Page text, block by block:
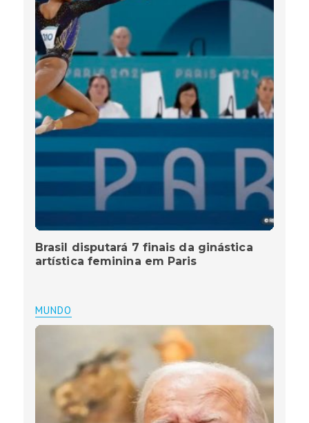
Brasil disputará 7 finais da ginástica
artística feminina em Paris
MUNDO